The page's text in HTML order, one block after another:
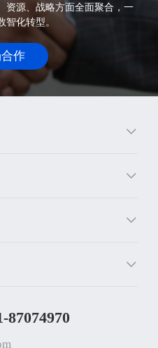
资源、战略方面全面聚合，一
智化转型。
作
87074970